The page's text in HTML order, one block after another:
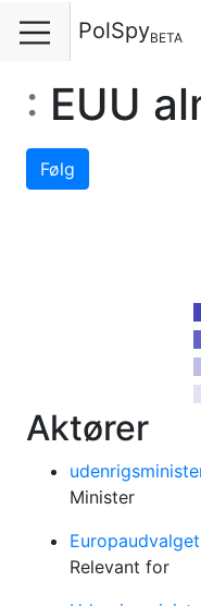
PolSpyBETA
: EUU
Følg
Aktører
Minister
Europaudvalget
Relevant for